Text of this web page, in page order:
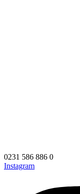
0231 586 886 0
Instagram